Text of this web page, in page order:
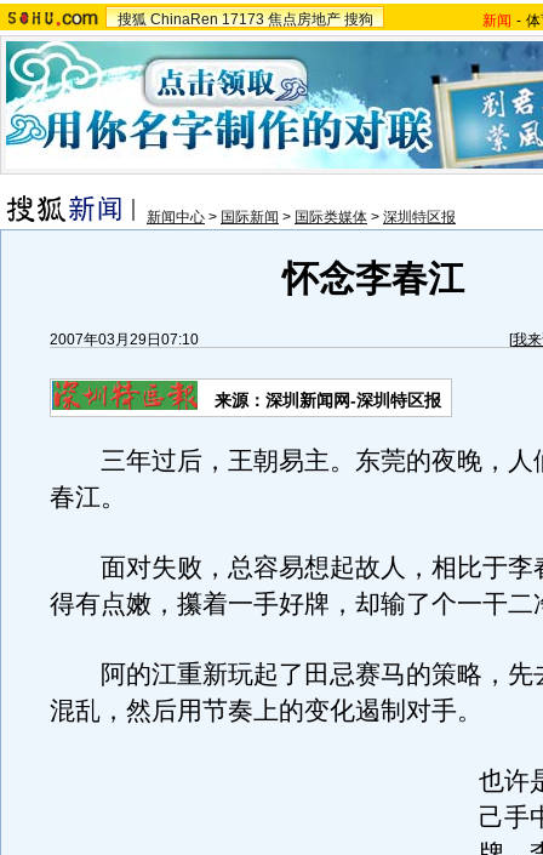
搜狐 ChinaRen 17173 焦点房地产 搜狗 新闻 -
新闻中心 > 国际新闻 > 国际类媒体 > 深圳特区报
怀念李春江
2007年03月29日07:10 [我
来源：深圳新闻网-深圳特区报
三年过后，王朝易主。东莞的夜晚，人
春江。
面对失败，总容易想起故人，相比于李
得有点嫩，攥着一手好牌，却输了个一干二
阿的江重新玩起了田忌赛马的策略，先
混乱，然后用节奏上的变化遏制对手。
也许
己手